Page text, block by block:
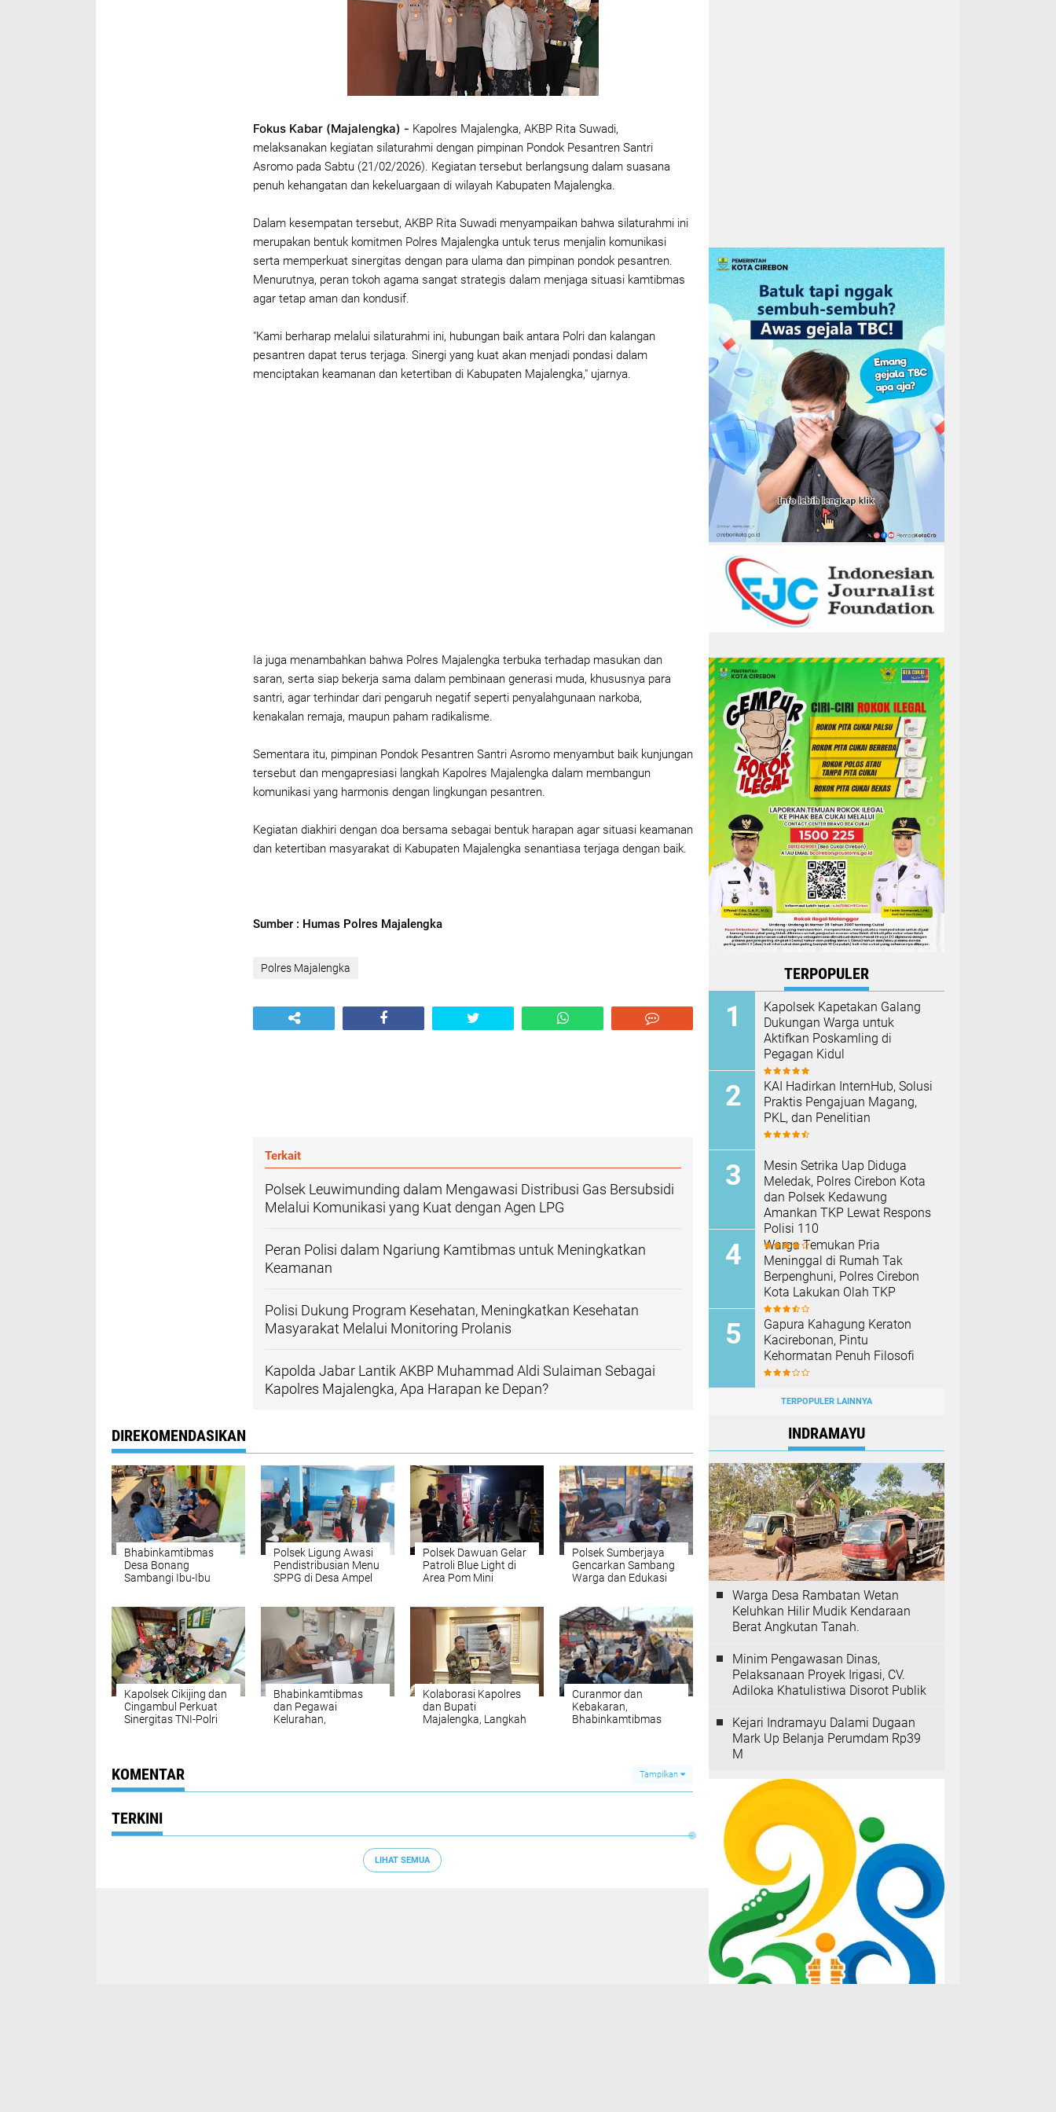
Fokus Kabar (Majalengka) - Kapolres Majalengka, AKBP Rita Suwadi,
melaksanakan kegiatan silaturahmi dengan pimpinan Pondok Pesantren Santri
Asromo pada Sabtu (21/02/2026). Kegiatan tersebut berlangsung dalam suasana
penuh kehangatan dan kekeluargaan di wilayah Kabupaten Majalengka.
Dalam kesempatan tersebut, AKBP Rita Suwadi menyampaikan bahwa silaturahmi ini
merupakan bentuk komitmen Polres Majalengka untuk terus menjalin komunikasi
serta memperkuat sinergitas dengan para ulama dan pimpinan pondok pesantren.
Menurutnya, peran tokoh agama sangat strategis dalam menjaga situasi kamtibmas
agar tetap aman dan kondusif.
"Kami berharap melalui silaturahmi ini, hubungan baik antara Polri dan kalangan
pesantren dapat terus terjaga. Sinergi yang kuat akan menjadi pondasi dalam
menciptakan keamanan dan ketertiban di Kabupaten Majalengka," ujarnya.
Ia juga menambahkan bahwa Polres Majalengka terbuka terhadap masukan dan
saran, serta siap bekerja sama dalam pembinaan generasi muda, khususnya para
santri, agar terhindar dari pengaruh negatif seperti penyalahgunaan narkoba,
kenakalan remaja, maupun paham radikalisme.
Sementara itu, pimpinan Pondok Pesantren Santri Asromo menyambut baik kunjungan
tersebut dan mengapresiasi langkah Kapolres Majalengka dalam membangun
komunikasi yang harmonis dengan lingkungan pesantren.
Kegiatan diakhiri dengan doa bersama sebagai bentuk harapan agar situasi keamanan
dan ketertiban masyarakat di Kabupaten Majalengka senantiasa terjaga dengan baik.
Sumber : Humas Polres Majalengka
Polres Majalengka
Terkait
Polsek Leuwimunding dalam Mengawasi Distribusi Gas Bersubsidi
Melalui Komunikasi yang Kuat dengan Agen LPG
Peran Polisi dalam Ngariung Kamtibmas untuk Meningkatkan
Keamanan
Polisi Dukung Program Kesehatan, Meningkatkan Kesehatan
Masyarakat Melalui Monitoring Prolanis
Kapolda Jabar Lantik AKBP Muhammad Aldi Sulaiman Sebagai
Kapolres Majalengka, Apa Harapan ke Depan?
DIREKOMENDASIKAN
Bhabinkamtibmas
Desa Bonang
Sambangi Ibu-Ibu
Polsek Ligung Awasi
Pendistribusian Menu
SPPG di Desa Ampel
Polsek Dawuan Gelar
Patroli Blue Light di
Area Pom Mini
Polsek Sumberjaya
Gencarkan Sambang
Warga dan Edukasi
Kapolsek Cikijing dan
Cingambul Perkuat
Sinergitas TNI-Polri
Bhabinkamtibmas
dan Pegawai
Kelurahan,
Kolaborasi Kapolres
dan Bupati
Majalengka, Langkah
Curanmor dan
Kebakaran,
Bhabinkamtibmas
KOMENTAR Tampilkan
TERKINI
LIHAT SEMUA
TERPOPULER
Kapolsek Kapetakan Galang
Dukungan Warga untuk
Aktifkan Poskamling di
Pegagan Kidul
KAI Hadirkan InternHub, Solusi
Praktis Pengajuan Magang,
PKL, dan Penelitian
Mesin Setrika Uap Diduga
Meledak, Polres Cirebon Kota
dan Polsek Kedawung
Amankan TKP Lewat Respons
Polisi 110
Warga Temukan Pria
Meninggal di Rumah Tak
Berpenghuni, Polres Cirebon
Kota Lakukan Olah TKP
Gapura Kahagung Keraton
Kacirebonan, Pintu
Kehormatan Penuh Filosofi
TERPOPULER LAINNYA
INDRAMAYU
Warga Desa Rambatan Wetan
Keluhkan Hilir Mudik Kendaraan
Berat Angkutan Tanah.
Minim Pengawasan Dinas,
Pelaksanaan Proyek Irigasi, CV.
Adiloka Khatulistiwa Disorot Publik
Kejari Indramayu Dalami Dugaan
Mark Up Belanja Perumdam Rp39
M